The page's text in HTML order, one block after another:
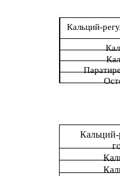
Кальций-